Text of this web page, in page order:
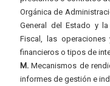
Orgánica de
General del Estado y
Fiscal, las
financieros o tipos de
M. Mecanismos de
informes de gestión e